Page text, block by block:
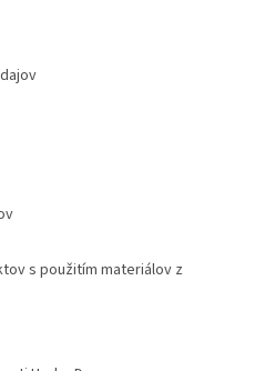
s použitím materiálov z